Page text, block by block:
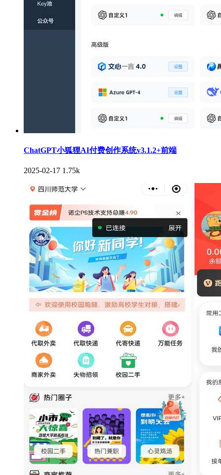
ChatGPT小狐狸AI付费创作系统v3.1.2+前端
2025-02-17 1.75k